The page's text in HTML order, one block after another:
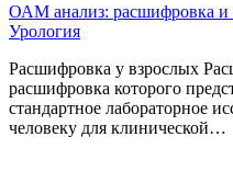
ОАМ анализ: расшифровка и
Урология
Расшифровка у взрослых
расшифровка которого
стандартное лабораторное
человеку для клинической…